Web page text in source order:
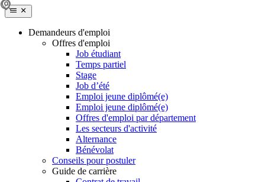
Demandeurs d'emploi
Offres d'emploi
Job étudiant
Temps partiel
Stage
Job d’été
Emploi jeune diplômé(e)
Emploi jeune diplômé(e)
Offres d'emploi par département
Les secteurs d'activité
Alternance
Bénévolat
Conseils pour postuler
Guide de carrière